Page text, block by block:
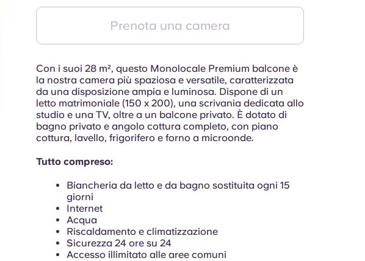
Prenota una camera
Con i suoi 28 m², questo Monolocale Premium balcone è
la nostra camera più spaziosa e versatile, caratterizzata
da una disposizione ampia e luminosa. Dispone di un
letto matrimoniale (150 x 200), una scrivania dedicata allo
studio e una TV, oltre a un balcone privato. È dotato di
bagno privato e angolo cottura completo, con piano
cottura, lavello, frigorifero e forno a microonde.
Tutto compreso:
Biancheria da letto e da bagno sostituita ogni 15
giorni
Internet
Acqua
Riscaldamento e climatizzazione
Sicurezza 24 ore su 24
Accesso illimitato alle aree comuni